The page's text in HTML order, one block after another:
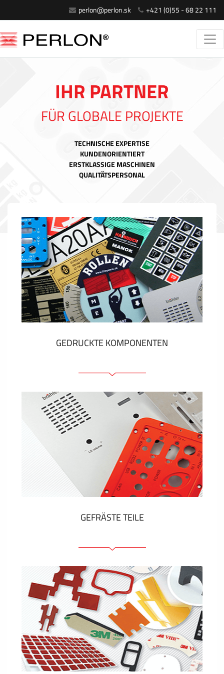
perlon@perlon.sk +421 (0)55 - 68 22 111
IHR PARTNER
FÜR GLOBALE PROJEKTE
TECHNISCHE EXPERTISE
KUNDENORIENTIERT
ERSTKLASSIGE MASCHINEN
QUALITÄTSPERSONAL
GEDRUCKTE KOMPONENTEN
Folienschilder
Folientastaturen
Metallschilder
Aufkleber und Etiketten
Kunststoff-Etiketten und Tags
ZEIGEN MEHR
GEFRÄSTE TEILE
Frontplatten (front und tragfähig)
Eloxierte Frontplatten
Farbige Frontplatten
Platten mit Befestigungselementen
Gravierte Schilder
ZEIGEN MEHR